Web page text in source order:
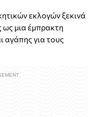
εκλογών ξεκινά
ως μια έμπρακτη
αγάπης για τους